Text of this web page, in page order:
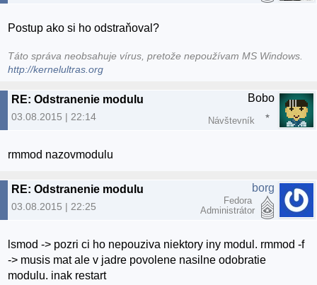
Postup ako si ho odstraňoval?
Táto správa neobsahuje vírus, pretože nepoužívam MS Windows.
http://kernelultras.org
RE: Odstranenie modulu
03.08.2015 | 22:14
Bobo
Návštevník
rmmod nazovmodulu
RE: Odstranenie modulu
03.08.2015 | 22:25
borg
Fedora
Administrátor
lsmod -> pozri ci ho nepouziva niektory iny modul. rmmod -f
-> musis mat ale v jadre povolene nasilne odobratie
modulu. inak restart